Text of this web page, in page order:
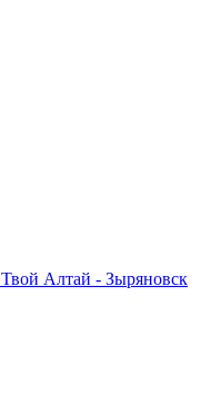
Твой Алтай - Зыряновск